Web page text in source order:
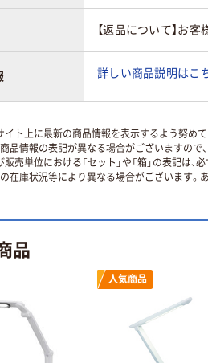
【返品について】お
詳しい商品説明はこ
イト上に最新の商品情報を表示するよう努めて
品情報の表記が異なる場合がございますので
販売単位における「セット」や「箱」の表記は
在庫状況等により異なる場合がございます。
品
人気商品